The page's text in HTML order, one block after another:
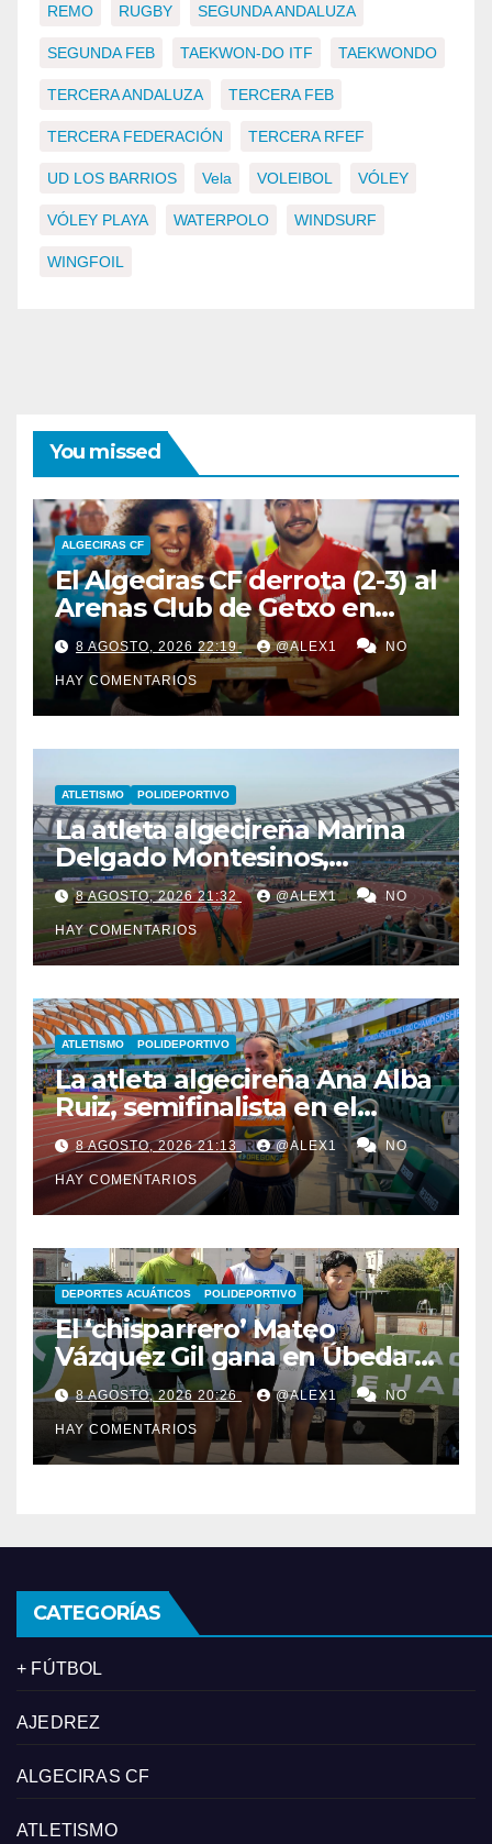
REMO RUGBY SEGUNDA ANDALUZA
SEGUNDA FEB TAEKWON-DO ITF TAEKWONDO
TERCERA ANDALUZA TERCERA FEB
TERCERA FEDERACIÓN TERCERA RFEF
UD LOS BARRIOS Vela VOLEIBOL VÓLEY
VÓLEY PLAYA WATERPOLO WINDSURF
WINGFOIL
You missed
ALGECIRAS CF
El Algeciras CF derrota (2-3) al
Arenas Club de Getxo en
Lanzarote y lleva a sus
vitrinas el LVII Torneo ‘San
Ginés’
8 AGOSTO, 2026 22:19 @ALEX1 NO
HAY COMENTARIOS
ATLETISMO POLIDEPORTIVO
La atleta algecireña Marina
Delgado Montesinos,
finalista con el relevo 4×100
en el Campeonato del
Mundo Sub-20
8 AGOSTO, 2026 21:32 @ALEX1 NO
HAY COMENTARIOS
ATLETISMO POLIDEPORTIVO
La atleta algecireña Ana Alba
Ruiz, semifinalista en el
Mundial Sub-20 con el relevo
4×400 femenino
8 AGOSTO, 2026 21:13 @ALEX1 NO
HAY COMENTARIOS
DEPORTES ACUÁTICOS POLIDEPORTIVO
El ‘chisparrero’ Mateo
Vázquez Gil gana en Úbeda y
se proclama subcampeón de
Andalucía de acuatlón
8 AGOSTO, 2026 20:26 @ALEX1 NO
HAY COMENTARIOS
CATEGORÍAS
+ FÚTBOL
AJEDREZ
ALGECIRAS CF
ATLETISMO